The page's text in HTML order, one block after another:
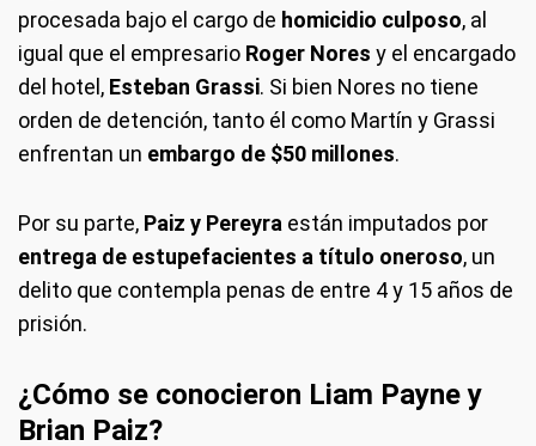
procesada bajo el cargo de homicidio culposo, al
igual que el empresario Roger Nores y el encargado
del hotel, Esteban Grassi. Si bien Nores no tiene
orden de detención, tanto él como Martín y Grassi
enfrentan un embargo de $50 millones.
Por su parte, Paiz y Pereyra están imputados por
entrega de estupefacientes a título oneroso, un
delito que contempla penas de entre 4 y 15 años de
prisión.
¿Cómo se conocieron Liam Payne y
Brian Paiz?